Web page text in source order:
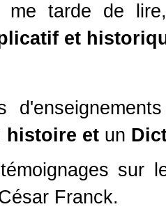
me tarde de
et
histoire et un
sur
Franck.